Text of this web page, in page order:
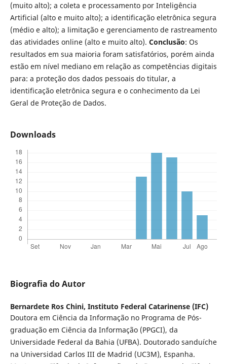
(muito alto); a coleta e processamento por Inteligência
Artificial (alto e muito alto); a identificação eletrônica segura
(médio e alto); a limitação e gerenciamento de rastreamento
das atividades online (alto e muito alto). Conclusão: Os
resultados em sua maioria foram satisfatórios, porém ainda
estão em nível mediano em relação as competências digitais
para: a proteção dos dados pessoais do titular, a
identificação eletrônica segura e o conhecimento da Lei
Geral de Proteção de Dados.
Downloads
Biografia do Autor
Bernardete Ros Chini, Instituto Federal Catarinense (IFC)
Doutora em Ciência da Informação no Programa de Pós-
graduação em Ciência da Informação (PPGCI), da
Universidade Federal da Bahia (UFBA). Doutorado sanduíche
na Universidad Carlos III de Madrid (UC3M), Espanha.